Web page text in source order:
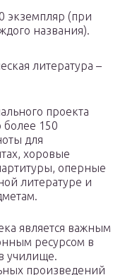
экземпляр (при
названия).
литература –
проекта
более 150
для
хоровые
оперные
литературе и
является важным
ресурсом в
училище.
произведений